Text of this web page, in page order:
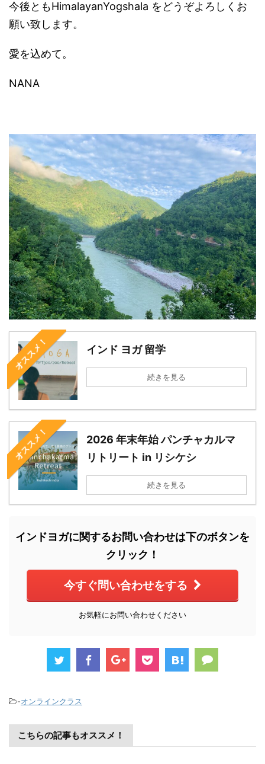
今後ともHimalayanYogshala をどうぞよろしくお
願い致します。
愛を込めて。
NANA
オススメ！ インド ヨガ 留学
続きを見る
オススメ！
2026 年末年始 パンチャカルマ
リトリート in リシケシ
続きを見る
インドヨガに関するお問い合わせは下のボタンを
クリック！
今すぐ問い合わせをする
お気軽にお問い合わせください
-オンラインクラス
こちらの記事もオススメ！